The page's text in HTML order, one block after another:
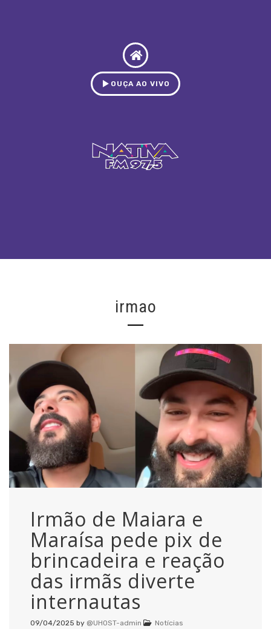
OUÇA AO VIVO
irmao
Irmão de Maiara e
Maraísa pede pix de
brincadeira e reação
das irmãs diverte
internautas
09/04/2025 by @UHOST-admin Notícias